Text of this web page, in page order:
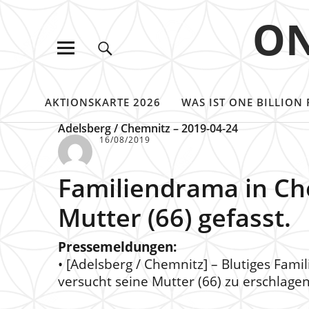
AKTIONSKARTE 2026 WAS IST ONE BILLION
Adelsberg / Chemnitz – 2019-04-24
16/08/2019
Familiendrama in
Mutter (66) gefasst.
Pressemeldungen:
• [Adelsberg / Chemnitz] – Blutiges
versucht seine Mutter (66) zu